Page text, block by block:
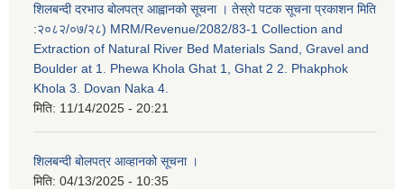
शिलबन्दी दरभाउ बोलपत्र आह्वानको सूचना । तेस्रो पटक सूचना प्रकाशन मिति
:२०८२/०७/२८) MRM/Revenue/2082/83-1 Collection and
Extraction of Natural River Bed Materials Sand, Gravel and
Boulder at 1. Phewa Khola Ghat 1, Ghat 2 2. Phakphok
Khola 3. Dovan Naka 4.
मिति: 11/14/2025 - 20:21
शिलबन्दी बोलपत्र आव्हानको सूचना ।
मिति: 04/13/2025 - 10:35